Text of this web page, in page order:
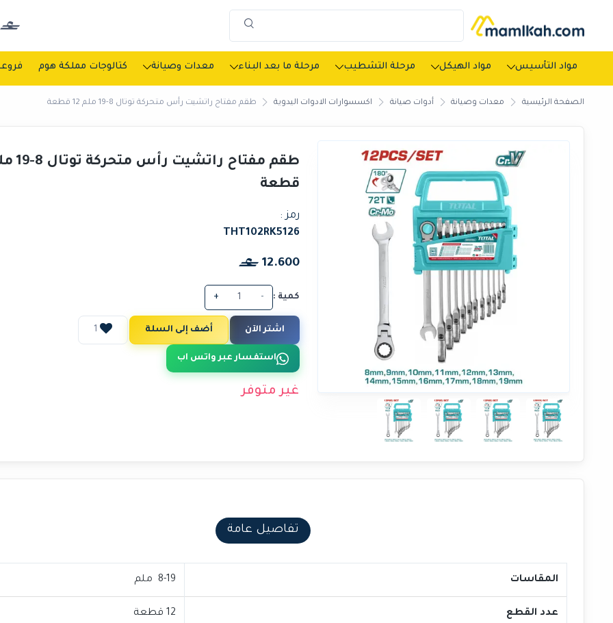
مواد التأسيس مواد الهيكل مرحلة التشطيب مرحلة ما بعد البناء معدات وصيانة كتالوجات مملكة هوم
الصفحة الرئيسية معدات وصيانة أدوات صيانة اكسسوارات الادوات اليدوية طقم مفتاح راتشيت رأس متحركة توتال 8-19 ملم 12 قطعة
قطعة
رمز :
THT102RK5126
12.600
كمية : -
+
اشتر الآن أضف إلى السلة 1
استفسار عبر واتس اب
غير متوفر
تفاصيل عامة
المقاسات 8-19 ملم
عدد القطع 12 قطعة